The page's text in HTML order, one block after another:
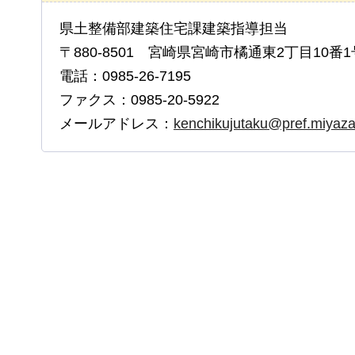
県土整備部建築住宅課建築指導担当
〒880-8501 宮崎県宮崎市橘通東2丁目10番1
電話：0985-26-7195
ファクス：0985-20-5922
メールアドレス：